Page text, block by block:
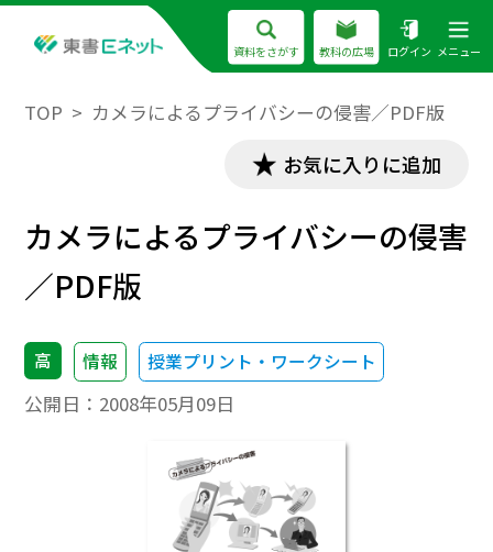
資料をさがす 教科の広場 ログイン メニュー
TOP カメラによるプライバシーの侵害／PDF版
お気に入りに追加
カメラによるプライバシーの侵害
／PDF版
高 情報 授業プリント・ワークシート
公開日： 2008年05月09日